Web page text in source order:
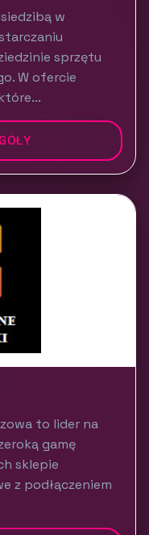
w
sprzętu
W ofercie
to lider na
gamę
sklepie
z podłączeniem